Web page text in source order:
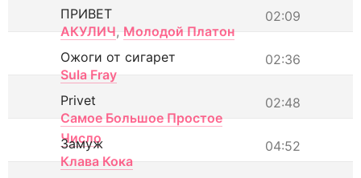
02:09
ПРИВЕТ
АКУЛИЧ, Молодой Платон
02:36
Ожоги от сигарет
Sula Fray
02:48
Privet
Самое Большое Простое
Число
04:52
Замуж
Клава Кока